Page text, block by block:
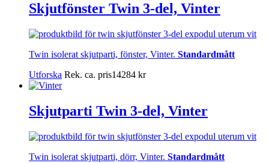
Skjutfönster Twin 3-del, Vinter
Twin isolerat skjutparti, fönster, Vinter. Standardmått
Utforska Rek. ca. pris14284 kr
Skjutparti Twin 3-del, Vinter
Twin isolerat skjutparti, dörr, Vinter. Standardmått